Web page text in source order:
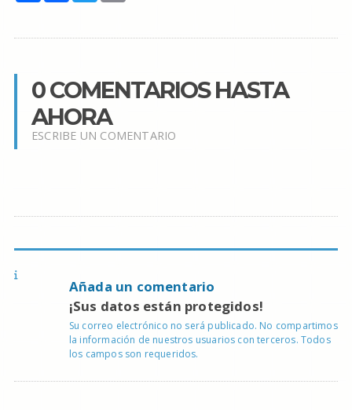
0 COMENTARIOS HASTA
AHORA
ESCRIBE UN COMENTARIO
Añada un comentario
¡Sus datos están protegidos!
Su correo electrónico no será publicado. No compartimos
la información de nuestros usuarios con terceros. Todos
los campos son requeridos.